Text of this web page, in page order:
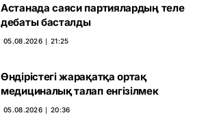
Астанада саяси партиялардың теле
дебаты басталды
05.08.2026 ∣ 21:25
Өндірістегі жарақатқа ортақ
медициналық талап енгізілмек
05.08.2026 ∣ 20:36